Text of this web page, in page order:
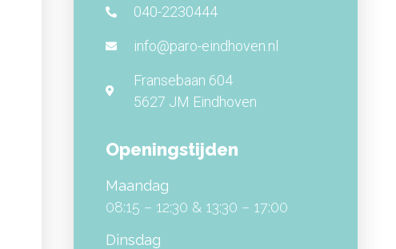
040-2230444
info@paro-eindhoven.nl
Fransebaan 604
5627 JM Eindhoven
Openingstijden
Maandag
08:15 – 12:30 & 13:30 – 17:00
Dinsdag